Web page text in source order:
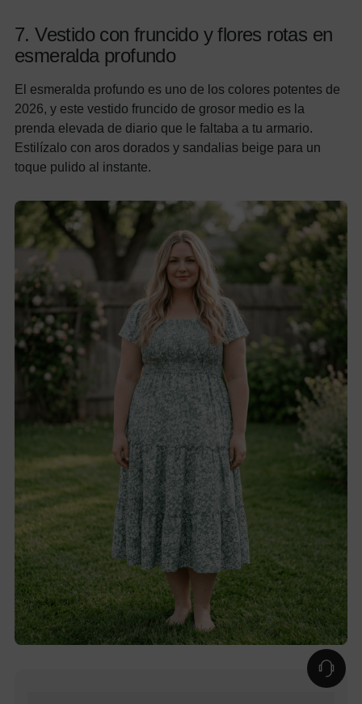
7. Vestido con fruncido y flores rotas en
esmeralda profundo
El esmeralda profundo es uno de los colores potentes de
2026, y este vestido fruncido de grosor medio es la
prenda elevada de diario que le faltaba a tu armario.
Estilízalo con aros dorados y sandalias beige para un
toque pulido al instante.